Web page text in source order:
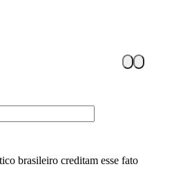
brasileiro creditam esse fato